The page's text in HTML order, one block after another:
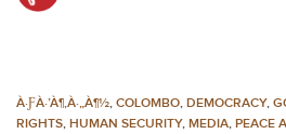
À·ƑÀ·’À¶‚À·„À¶½, COLOMBO, DEMOCRACY,
RIGHTS, HUMAN SECURITY, MEDIA, PEACE